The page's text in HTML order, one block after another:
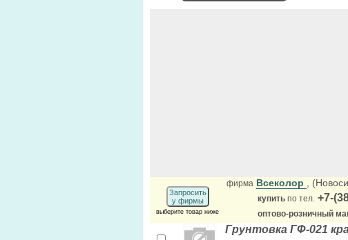
Запросить
у фирмы
выберите товар ниже
фирма Всеколор ,
купить по тел. +7-
оптово-розничный
Грунтовка ГФ-021